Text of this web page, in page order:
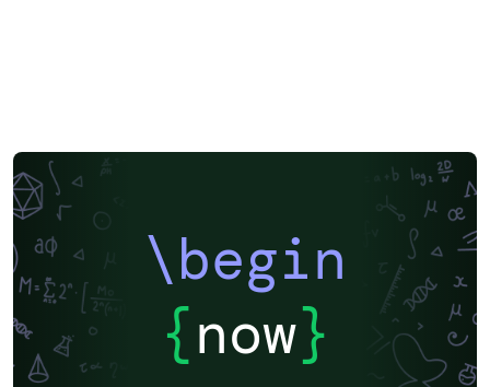
\begin
{now}